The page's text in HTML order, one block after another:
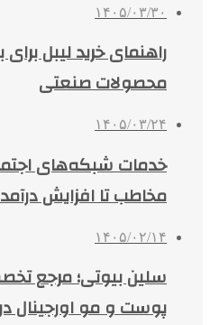
۱۴۰۵/۰۳/۳۰
راهنمای خرید لیبل
محصولات صنعتی
۱۴۰۵/۰۳/۲۴
مخاطب تا افزایش
۱۴۰۵/۰۲/۱۴
سلین بیوتی؛ مرجع
پوست و مو اورجینال